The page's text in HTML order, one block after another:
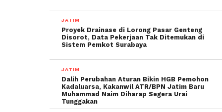
JATIM
Proyek Drainase di Lorong Pasar Genteng
Disorot, Data Pekerjaan Tak Ditemukan di
Sistem Pemkot Surabaya
JATIM
Dalih Perubahan Aturan Bikin HGB Pemohon
Kadaluarsa, Kakanwil ATR/BPN Jatim Baru
Muhammad Naim Diharap Segera Urai
Tunggakan